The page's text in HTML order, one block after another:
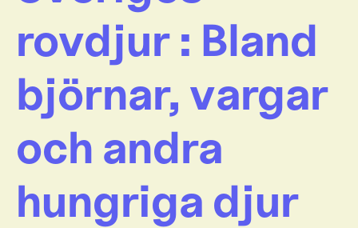
rovdjur : Bland
björnar, vargar
och andra
hungriga djur